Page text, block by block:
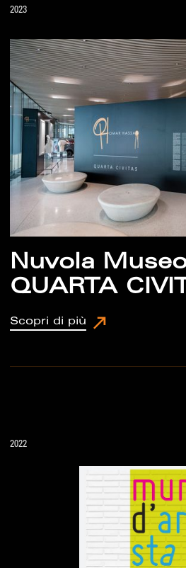
2023
Nuvola
QUARTA
Scopri di più
2022